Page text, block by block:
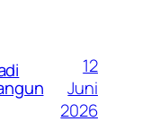
12
Juni
2026